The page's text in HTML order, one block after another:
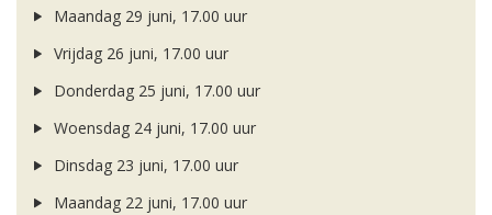
Maandag 29 juni, 17.00 uur
Vrijdag 26 juni, 17.00 uur
Donderdag 25 juni, 17.00 uur
Woensdag 24 juni, 17.00 uur
Dinsdag 23 juni, 17.00 uur
Maandag 22 juni, 17.00 uur